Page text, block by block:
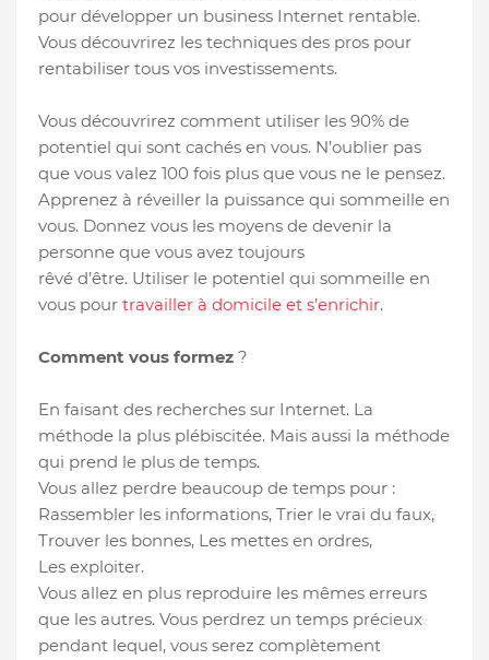
pour développer un business Internet rentable.
Vous découvrirez les techniques des pros pour
rentabiliser tous vos investissements.
Vous découvrirez comment utiliser les 90% de
potentiel qui sont cachés en vous. N’oublier pas
que vous valez 100 fois plus que vous ne le pensez.
Apprenez à réveiller la puissance qui sommeille en
vous. Donnez vous les moyens de devenir la
personne que vous avez toujours
rêvé d’être. Utiliser le potentiel qui sommeille en
vous pour travailler à domicile et s’enrichir.
Comment vous formez ?
En faisant des recherches sur Internet. La
méthode la plus plébiscitée. Mais aussi la méthode
qui prend le plus de temps.
Vous allez perdre beaucoup de temps pour :
Rassembler les informations, Trier le vrai du faux,
Trouver les bonnes, Les mettes en ordres,
Les exploiter.
Vous allez en plus reproduire les mêmes erreurs
que les autres. Vous perdrez un temps précieux
pendant lequel, vous serez complètement